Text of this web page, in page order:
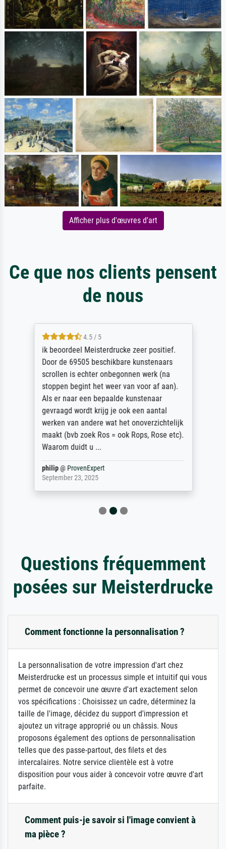
Afficher plus d'œuvres d'art
Ce que nos clients pensent
de nous
4.5 / 5
ik beoordeel Meisterdrucke zeer positief.
Door de 69505 beschikbare kunstenaars
scrollen is echter onbegonnen werk (na
stoppen begint het weer van voor af aan).
Als er naar een bepaalde kunstenaar
gevraagd wordt krijg je ook een aantal
werken van andere wat het onoverzichtelijk
maakt (bvb zoek Ros = ook Rops, Rose etc).
Waarom duidt u ...
philip@ ProvenExpert
September 23, 2025
Questions fréquemment
posées sur Meisterdrucke
Comment fonctionne la personnalisation ?
La personnalisation de votre impression d'art chez
Meisterdrucke est un processus simple et intuitif qui vous
permet de concevoir une œuvre d'art exactement selon
vos spécifications : Choisissez un cadre, déterminez la
taille de l'image, décidez du support d'impression et
ajoutez un vitrage approprié ou un châssis. Nous
proposons également des options de personnalisation
telles que des passe-partout, des filets et des
intercalaires. Notre service clientèle est à votre
disposition pour vous aider à concevoir votre œuvre d'art
parfaite.
Comment puis-je savoir si l'image convient à
ma pièce ?